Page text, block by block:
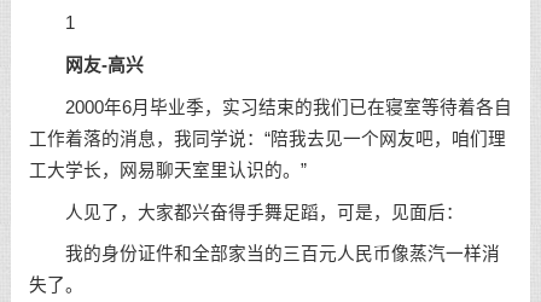
1
网友-高兴
2000年6月毕业季，实习结束的我们已在寝室等待着各自
工作着落的消息，我同学说：“陪我去见一个网友吧，咱们理
工大学长，网易聊天室里认识的。”
人见了，大家都兴奋得手舞足蹈，可是，见面后：
我的身份证件和全部家当的三百元人民币像蒸汽一样消
失了。